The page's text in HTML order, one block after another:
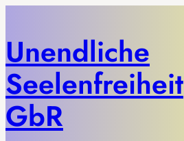
Unendliche
Seelenfreiheit
GbR